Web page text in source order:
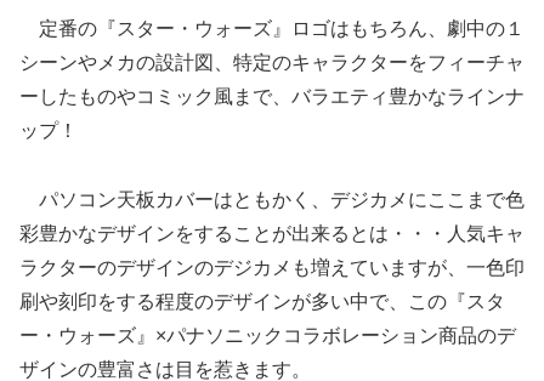
定番の『スター・ウォーズ』ロゴはもちろん、劇中の１
シーンやメカの設計図、特定のキャラクターをフィーチャ
ーしたものやコミック風まで、バラエティ豊かなラインナ
ップ！
パソコン天板カバーはともかく、デジカメにここまで色
彩豊かなデザインをすることが出来るとは・・・人気キャ
ラクターのデザインのデジカメも増えていますが、一色印
刷や刻印をする程度のデザインが多い中で、この『スタ
ー・ウォーズ』×パナソニックコラボレーション商品のデ
ザインの豊富さは目を惹きます。